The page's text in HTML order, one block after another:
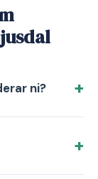
ni?